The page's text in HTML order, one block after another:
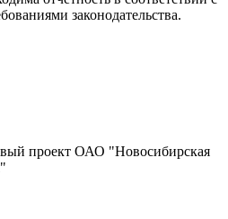
законодательства.
проект ОАО "Новосибирская